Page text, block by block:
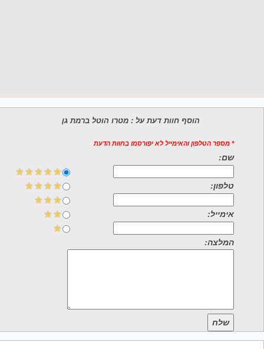
הוסף חוות דעת על : מטרו הוטל ברמת גן
* מספר הטלפון והאימייל לא יפורסמו בחוות הדעת
שם:
טלפון:
אימייל:
המלצה:
שלח